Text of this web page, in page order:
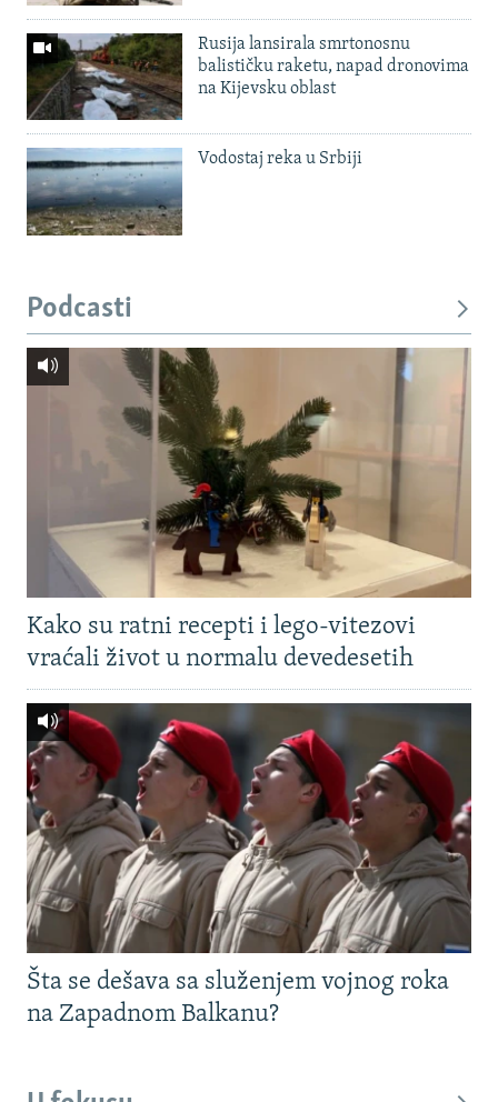
Rusija lansirala smrtonosnu
balističku raketu, napad dronovima
na Kijevsku oblast
Vodostaj reka u Srbiji
Podcasti
Kako su ratni recepti i lego-vitezovi
vraćali život u normalu devedesetih
Šta se dešava sa služenjem vojnog roka
na Zapadnom Balkanu?